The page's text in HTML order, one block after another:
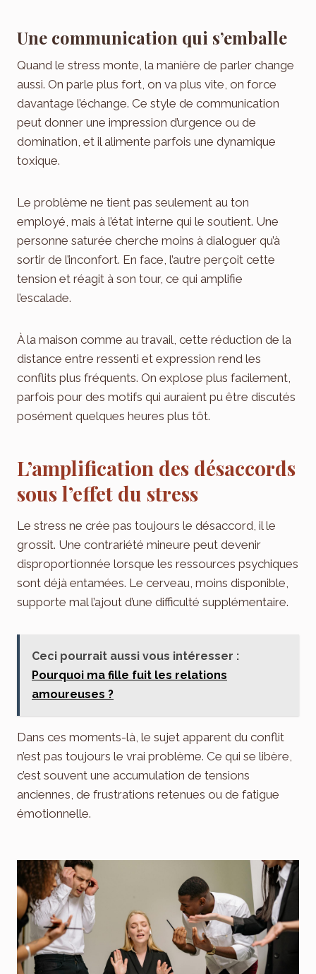
Une communication qui s’emballe
Quand le stress monte, la manière de parler change
aussi. On parle plus fort, on va plus vite, on force
davantage l’échange. Ce style de communication
peut donner une impression d’urgence ou de
domination, et il alimente parfois une dynamique
toxique.
Le problème ne tient pas seulement au ton
employé, mais à l’état interne qui le soutient. Une
personne saturée cherche moins à dialoguer qu’à
sortir de l’inconfort. En face, l’autre perçoit cette
tension et réagit à son tour, ce qui amplifie
l’escalade.
À la maison comme au travail, cette réduction de la
distance entre ressenti et expression rend les
conflits plus fréquents. On explose plus facilement,
parfois pour des motifs qui auraient pu être discutés
posément quelques heures plus tôt.
L’amplification des désaccords
sous l’effet du stress
Le stress ne crée pas toujours le désaccord, il le
grossit. Une contrariété mineure peut devenir
disproportionnée lorsque les ressources psychiques
sont déjà entamées. Le cerveau, moins disponible,
supporte mal l’ajout d’une difficulté supplémentaire.
Ceci pourrait aussi vous intéresser :
Pourquoi ma fille fuit les relations
amoureuses ?
Dans ces moments-là, le sujet apparent du conflit
n’est pas toujours le vrai problème. Ce qui se libère,
c’est souvent une accumulation de tensions
anciennes, de frustrations retenues ou de fatigue
émotionnelle.